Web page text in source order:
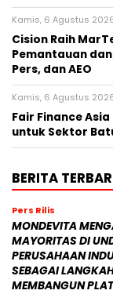
Kamis, 6 Agustus
Cision Raih
Pemantauan
Pers, dan AEO
Kamis, 6 Agustus
Fair Finance
untuk Sektor
BERITA
Pers Rilis
MONDEVITA
MAYORITAS DI
PERUSAHAAN
SEBAGAI
MEMBANGUN